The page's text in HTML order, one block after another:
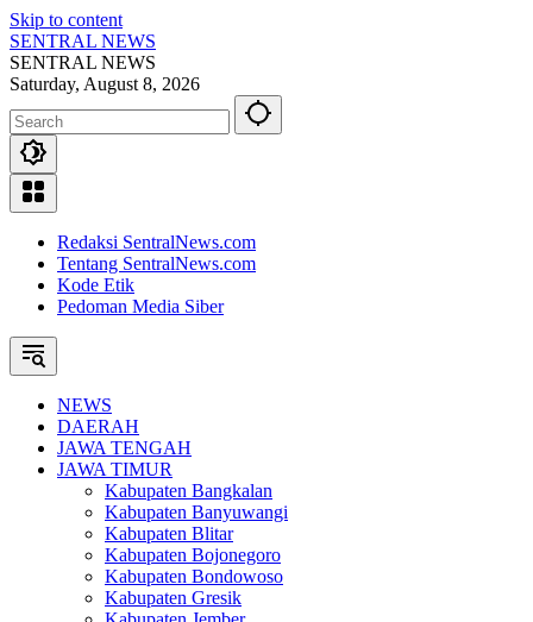
Skip to content
SENTRAL NEWS
SENTRAL NEWS
Saturday, August 8, 2026
Redaksi SentralNews.com
Tentang SentralNews.com
Kode Etik
Pedoman Media Siber
NEWS
DAERAH
JAWA TENGAH
JAWA TIMUR
Kabupaten Bangkalan
Kabupaten Banyuwangi
Kabupaten Blitar
Kabupaten Bojonegoro
Kabupaten Bondowoso
Kabupaten Gresik